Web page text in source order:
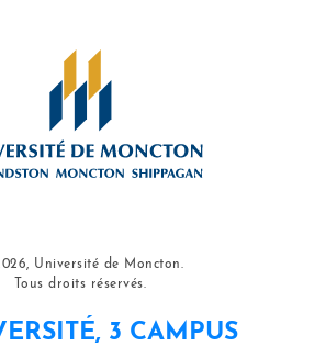
Université de Moncton.
Tous droits réservés.
3 CAMPUS